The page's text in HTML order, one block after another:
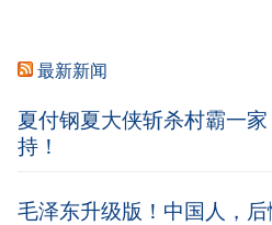
最新新闻
夏付钢夏大侠斩杀村霸一
持！
毛泽东升级版！中国人，